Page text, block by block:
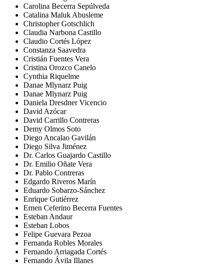
Carolina Becerra Sepúlveda
Catalina Maluk Abusleme
Christopher Gotschlich
Claudia Narbona Castillo
Claudio Cortés López
Constanza Saavedra
Cristián Fuentes Vera
Cristina Orozco Canelo
Cynthia Riquelme
Danae Mlynarz Puig
Danae Mlynarz Puig
Daniela Dresdner Vicencio
David Azócar
David Carrillo Contreras
Demy Olmos Soto
Diego Ancalao Gavilán
Diego Silva Jiménez
Dr. Carlos Guajardo Castillo
Dr. Emilio Oñate Vera
Dr. Pablo Contreras
Edgardo Riveros Marín
Eduardo Sobarzo-Sánchez
Enrique Gutiérrez
Ernen Ceferino Becerra Fuentes
Esteban Andaur
Esteban Lobos
Felipe Guevara Pezoa
Fernanda Robles Morales
Fernando Arriagada Cortés
Fernando Ávila Illanes